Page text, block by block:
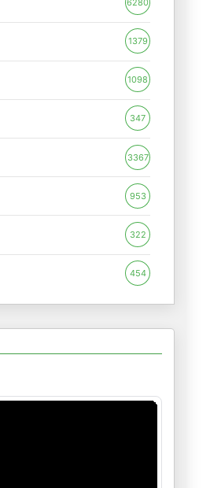
الاقتطاع الآلي لفائدة الاتحاد
هل أتعاطف مع أحمد السعيداني ؟
06/02/2026
رئيس الجامعة والمبادرة التشريع
04/02/2026
نحيب حائط المبكى
31/01/2026
بدعة أخرى من بدع انقلابيي اتحا
16/01/2026
6280
1379
1098
347
3367
953
322
454